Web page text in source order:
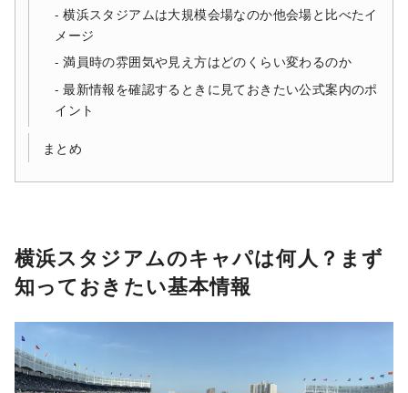
横浜スタジアムは大規模会場なのか他会場と比べたイ
メージ
満員時の雰囲気や見え方はどのくらい変わるのか
最新情報を確認するときに見ておきたい公式案内のポ
イント
まとめ
横浜スタジアムのキャパは何人？まず
知っておきたい基本情報